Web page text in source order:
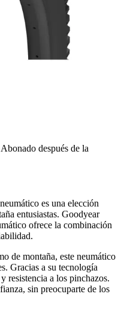
Abonado después de la
es una elección
entusiastas. Goodyear
ofrece la combinación
de montaña, este neumático
Gracias a su tecnología
resistencia a los pinchazos.
sin preocuparte de los